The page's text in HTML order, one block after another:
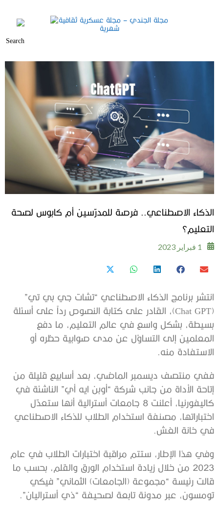
الذكاء الاصطناعي.. فرصة للمدرّسين أم كابوس لصحة
التعليم؟
1 فبراير 2023
انتشر برنامج الذكاء الاصطناعي “تشات جي بي تي”
(Chat GPT)، القادر على كتابة النصوص رداً على أسئلة
بسيطة، بشكل واسع في عالم التعليم، ما دفع
المعلمين إلى التساؤل عن مدى صوابية حظره أو
الاستفادة منه.
ففي منتصف ديسمبر الماضي، بعد أسابيع قليلة من
إتاحة الأداة من جانب شركة “أوبن ايه أي” الناشئة في
كاليفورنيا، أعلنت 8 جامعات أسترالية أنها ستعدّل
اختباراتها، مصنفة استخدام الطلاب للذكاء الاصطناعي
في خانة الغش.
وفي هذا الإطار، ستتم مراقبة اختبارات الطلاب في عام
2023 من خلال زيادة استخدام الورق والقلم، بحسب ما
قالت رئيسة “مجموعة (الجامعات) الثماني” فيكي
تومسون، عبر مدونة تابعة لصحيفة “ذي أستراليان”.